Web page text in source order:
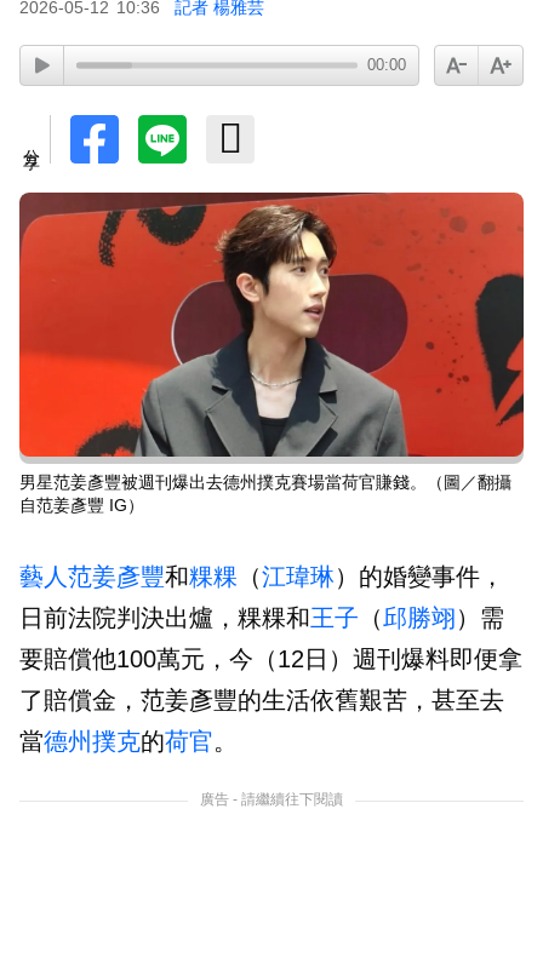
2026-05-12 10:36 記者 楊雅芸
00:00
男星范姜彥豐被週刊爆出去德州撲克賽場當荷官賺錢。（圖／翻攝
自范姜彥豐 IG）
藝人范姜彥豐和粿粿 （江瑋琳）的婚變事件，
日前法院判決出爐，粿粿和王子 （邱勝翊）需
要賠償他100萬元，今（12日）週刊爆料即便拿
了賠償金，范姜彥豐的生活依舊艱苦，甚至去
當德州撲克的荷官。
廣告 - 請繼續往下閱讀